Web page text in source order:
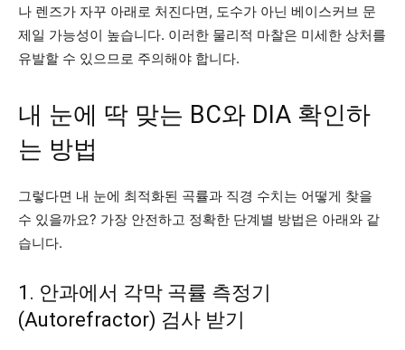
나 렌즈가 자꾸 아래로 처진다면, 도수가 아닌 베이스커브 문
제일 가능성이 높습니다. 이러한 물리적 마찰은 미세한 상처를
유발할 수 있으므로 주의해야 합니다.
내 눈에 딱 맞는 BC와 DIA 확인하
는 방법
그렇다면 내 눈에 최적화된 곡률과 직경 수치는 어떻게 찾을
수 있을까요? 가장 안전하고 정확한 단계별 방법은 아래와 같
습니다.
1. 안과에서 각막 곡률 측정기
(Autorefractor) 검사 받기